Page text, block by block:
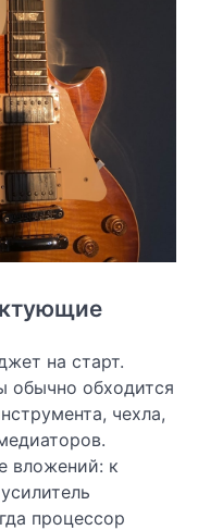
на старт.
обычно обходится
чехла,
вложений: к
процессор